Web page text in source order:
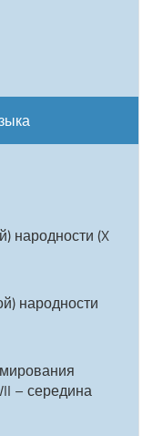
народности (X
народности
– середина